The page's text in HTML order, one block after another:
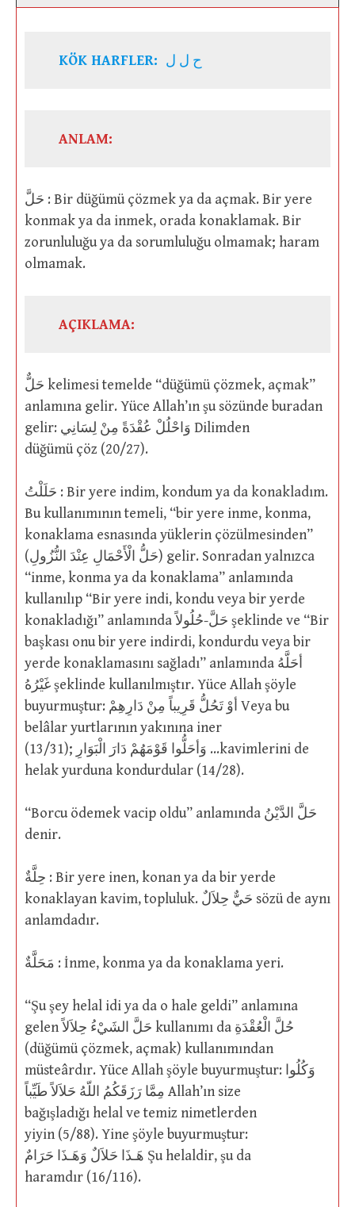
KÖK HARFLER: ح ل ل
ANLAM:
حَلَّ : Bir düğümü çözmek ya da açmak. Bir yere
konmak ya da inmek, orada konaklamak. Bir
zorunluluğu ya da sorumluluğu olmamak; haram
olmamak.
AÇIKLAMA:
حَلٌّ kelimesi temelde “düğümü çözmek, açmak”
anlamına gelir. Yüce Allah’ın şu sözünde buradan
gelir: وَاحْلُلْ عُقْدَةً مِنْ لِسَانِي Dilimden
düğümü çöz (20/27).
حَلَلْتُ : Bir yere indim, kondum ya da konakladım.
Bu kullanımının temeli, “bir yere inme, konma,
konaklama esnasında yüklerin çözülmesinden”
(حَلُّ الْأَحْمَالِ عِنْدَ النُّزُولِ) gelir. Sonradan yalnızca
“inme, konma ya da konaklama” anlamında
kullanılıp “Bir yere indi, kondu veya bir yerde
konakladığı” anlamında حَلَّ-حُلُولاً şeklinde ve “Bir
başkası onu bir yere indirdi, kondurdu veya bir
yerde konaklamasını sağladı” anlamında أحَلَّهُ
غَيْرُهُ şeklinde kullanılmıştır. Yüce Allah şöyle
buyurmuştur: أوْ تَحُلُّ قَرِيباً مِنْ دَارِهِمْ Veya bu
belâlar yurtlarının yakınına iner
(13/31); وَأحَلُّوا قَوْمَهُمْ دَارَ الْبَوَارِ …kavimlerini de
helak yurduna kondurdular (14/28).
“Borcu ödemek vacip oldu” anlamında حَلَّ الدَّيْنُ
denir.
حِلَّةٌ : Bir yere inen, konan ya da bir yerde
konaklayan kavim, topluluk. حَيٌّ حِلاَلٌ sözü de aynı
anlamdadır.
مَحَلَّةٌ : İnme, konma ya da konaklama yeri.
“Şu şey helal idi ya da o hale geldi” anlamına
gelen حَلَّ الشَيْءُ حِلاَلاً kullanımı da حُلَّ الْعُقْدَةِ
(düğümü çözmek, açmak) kullanımından
müsteârdır. Yüce Allah şöyle buyurmuştur: وَكُلُوا
مِمَّا رَزَقَكُمُ اللّهُ حَلاَلاً طَيِّباً Allah’ın size
bağışladığı helal ve temiz nimetlerden
yiyin (5/88). Yine şöyle buyurmuştur:
هَـذَا حَلاَلٌ وَهَـذَا حَرَامٌ Şu helaldir, şu da
haramdır (16/116).